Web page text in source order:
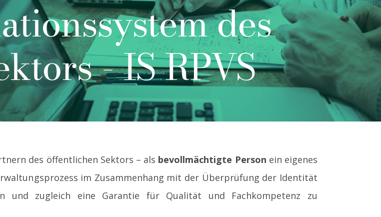
des
- IS RPVS
des öffentlichen Sektors – als bevollmächtigte Person ein eigenes
im Zusammenhang mit der Überprüfung der Identität
und zugleich eine Garantie für Qualität und Fachkompetenz zu